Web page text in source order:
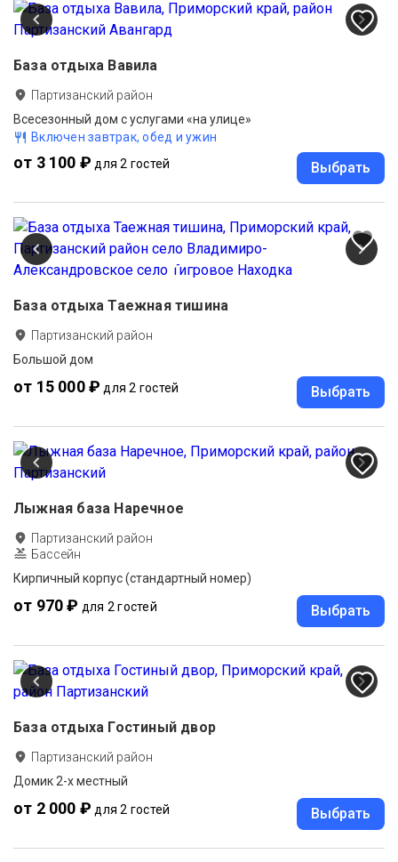
База отдыха Вавила
Партизанский район
Всесезонный дом с услугами «на улице»
Включен завтрак, обед и ужин
от 3 100 ₽ для 2 гостей Выбрать
База отдыха Таежная тишина
Партизанский район
Большой дом
от 15 000 ₽ для 2 гостей Выбрать
Лыжная база Наречное
Партизанский район
Бассейн
Кирпичный корпус (стандартный номер)
от 970 ₽ для 2 гостей Выбрать
База отдыха Гостиный двор
Партизанский район
Домик 2-х местный
от 2 000 ₽ для 2 гостей Выбрать